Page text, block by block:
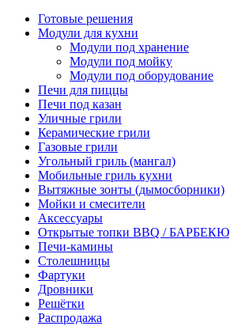
Готовые решения
Модули для кухни
Модули под хранение
Модули под мойку
Модули под оборудование
Печи для пиццы
Печи под казан
Уличные грили
Керамические грили
Газовые грили
Угольный гриль (мангал)
Мобильные гриль кухни
Вытяжные зонты (дымосборники)
Мойки и смесители
Аксессуары
Открытые топки BBQ / БАРБЕКЮ
Печи-камины
Столешницы
Фартуки
Дровники
Решётки
Распродажа